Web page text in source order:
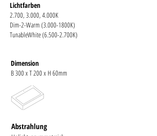
Lichtfarben
2.700, 3.000, 4.000K
Dim-2-Warm (3.000-1800K)
TunableWhite (6.500-2.700K)
Dimension
B 300 x T 200 x H 60mm
Abstrahlung